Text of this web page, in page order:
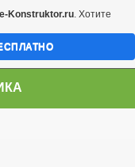
Konstruktor.ru. Хотите